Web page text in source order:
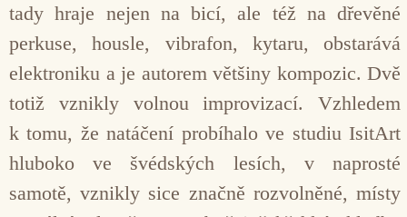
tady hraje nejen na bicí, ale též na dřevěné
perkuse, housle, vibrafon, kytaru, obstarává
elektroniku a je autorem většiny kompozic. Dvě
totiž vznikly volnou improvizací. Vzhledem
k tomu, že natáčení probíhalo ve studiu IsitArt
hluboko ve švédských lesích, v naprosté
samotě, vznikly sice značně rozvolněné, místy